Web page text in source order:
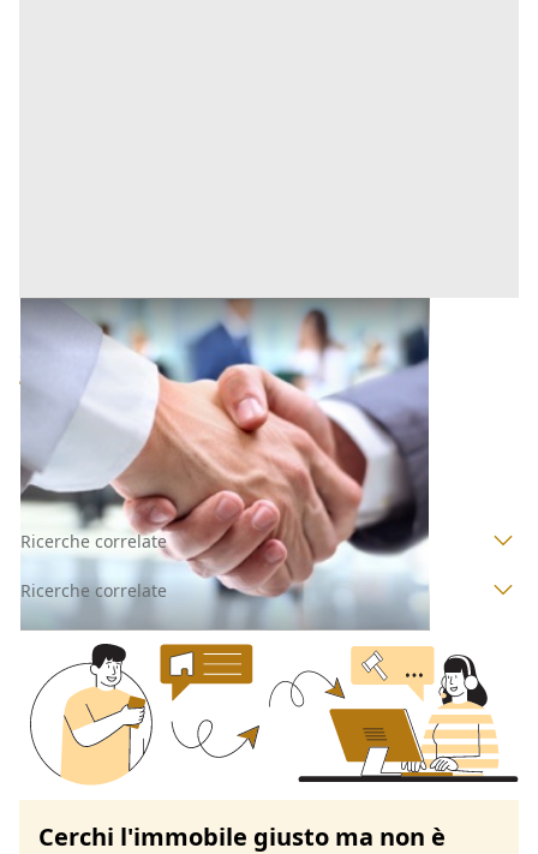
Cessione d'Azienda all'asta a Padova
Borgoricco (Padova)
Offerta minima
42.000 €
Codice asta: BN551322
Asta chiusa
Ricerche correlate
Ricerche correlate
Cerchi l'immobile giusto ma non è